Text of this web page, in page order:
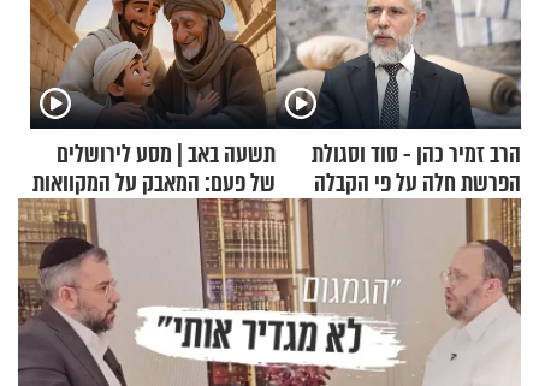
הרב זמיר כהן - סוד וסגולת
הפרשת חלה על פי הקבלה
תשעה באב | מסע לירושלים
של פעם: המאבק על המקוואות